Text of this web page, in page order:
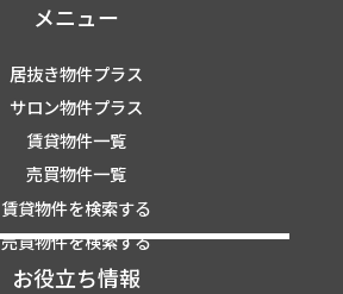
メニュー
居抜き物件プラス
サロン物件プラス
賃貸物件一覧
売買物件一覧
賃貸物件を検索する
売買物件を検索する
お役立ち情報